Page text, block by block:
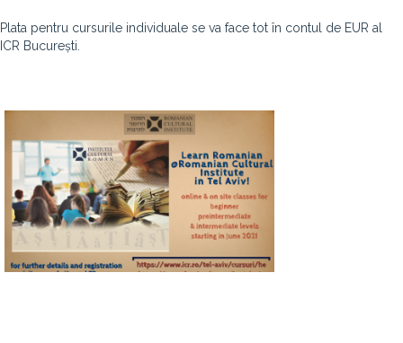
Plata pentru cursurile individuale se va face tot în contul de EUR al
ICR București.